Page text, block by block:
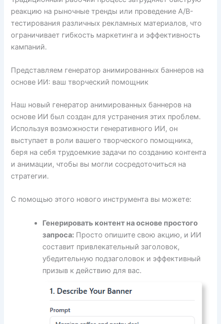
реакцию на рыночные тренды или проведение A/B-
тестирования различных рекламных материалов, что
ограничивает гибкость маркетинга и эффективность
кампаний.
Представляем генератор анимированных баннеров на
основе ИИ: ваш творческий помощник
Наш новый генератор анимированных баннеров на
основе ИИ был создан для устранения этих проблем.
Используя возможности генеративного ИИ, он
выступает в роли вашего творческого помощника,
беря на себя трудоемкие задачи по созданию контента
и анимации, чтобы вы могли сосредоточиться на
стратегии.
С помощью этого нового инструмента вы можете:
Генерировать контент на основе простого
запроса: Просто опишите свою акцию, и ИИ
составит привлекательный заголовок,
убедительную подзаголовок и эффективный
призыв к действию для вас.